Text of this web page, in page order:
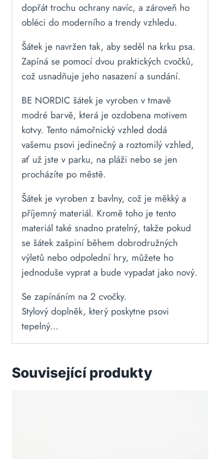
dopřát trochu ochrany navíc, a zároveň ho
obléci do moderního a trendy vzhledu.
Šátek je navržen tak, aby seděl na krku psa.
Zapíná se pomocí dvou praktických cvočků,
což usnadňuje jeho nasazení a sundání.
BE NORDIC šátek je vyroben v tmavě
modré barvě, která je ozdobena motivem
kotvy. Tento námořnický vzhled dodá
vašemu psovi jedinečný a roztomilý vzhled,
ať už jste v parku, na pláži nebo se jen
procházíte po městě.
Šátek je vyroben z bavlny, což je měkký a
příjemný materiál. Kromě toho je tento
materiál také snadno pratelný, takže pokud
se šátek zašpiní během dobrodružných
výletů nebo odpolední hry, můžete ho
jednoduše vyprat a bude vypadat jako nový.
Se zapínáním na 2 cvočky.
Stylový doplněk, který poskytne psovi
tepelný…
Související produkty